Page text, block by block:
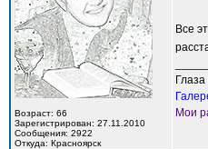
Возраст: 66
Зарегистрирован: 27.11.2010
Сообщения: 2922
Откуда: Красноярск
Все
Мои